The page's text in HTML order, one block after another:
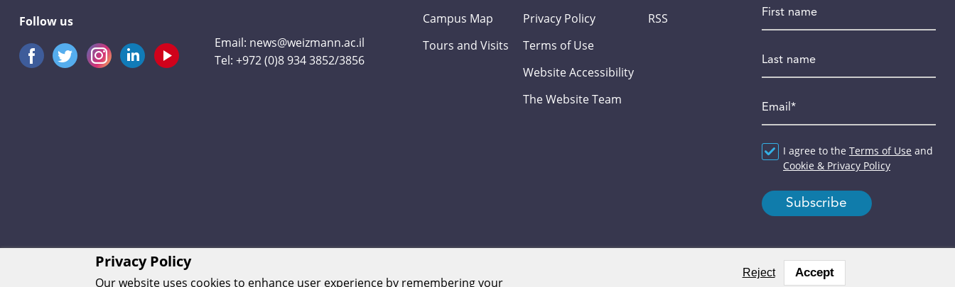
Follow us
Email: news@weizmann.ac.il
Tel:+972 (0)8 934 3852/3856
Campus Map
Tours and Visits
Privacy Policy
Terms of Use
Website Accessibility
The Website Team
RSS
*
Agreement*
I agree to the Terms of Use and
Cookie & Privacy Policy
Privacy Policy
Our website uses cookies to enhance user experience by remembering your
Reject Accept